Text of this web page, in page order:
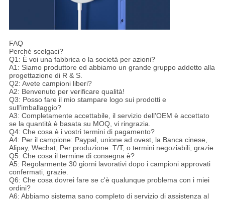
FAQ
Perché scelgaci?
Q1: È voi una fabbrica o la società per azioni?
A1: Siamo produttore ed abbiamo un grande gruppo addetto alla
progettazione di R & S.
Q2: Avete campioni liberi?
A2: Benvenuto per verificare qualità!
Q3: Posso fare il mio stampare logo sui prodotti e
sull'imballaggio?
A3: Completamente accettabile, il servizio dell'OEM è accettato
se la quantità è basata su MOQ, vi ringrazia.
Q4: Che cosa è i vostri termini di pagamento?
A4: Per il campione: Paypal, unione ad ovest, la Banca cinese,
Alipay, Wechat; Per produzione: T/T, o termini negoziabili, grazie.
Q5: Che cosa il termine di consegna è?
A5: Regolarmente 30 giorni lavorativi dopo i campioni approvati
confermati, grazie.
Q6: Che cosa dovrei fare se c'è qualunque problema con i miei
ordini?
A6: Abbiamo sistema sano completo di servizio di assistenza al